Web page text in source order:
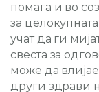
помага и во
за
учат да ги
свеста за
може да
други здрави